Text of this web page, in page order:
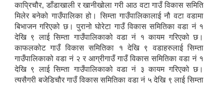
काप्रिचौर, डाँडाखाली र खानीखोला गरी आठ वटा गाउँ विकास समिति
मिलेर बनेको गाउँपालिका हो। सिम्ता गाउँपालिकालाई नौ वटा वडामा
बिभाजन गरिएको छ। पुरानो घोरेटा गाउँ विकास समितिका वडा नं १
देखि ९ लाई सिम्ता गाउँपालिकाको वडा नं १ कायम गरिएको छ।
काफलकोट गाउँ विकास समितिका १ देखि ९ वडाहरुलाई सिम्ता
गाउँपालिकाको वडा नं २ र आग्रीगाउँ गाउँ विकास समितिका वडा नं १
देखि ९ लाई सिम्ता गाउँपालिकाको वडा नं ३ कायम गरिएको छ।
त्यसैगरी बजेडिचौर गाउँ विकास समितिका वडा नं ५ देखि ९ लाई सिम्ता